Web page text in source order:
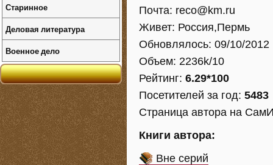
Почта: reco@km.ru
Живет: Россия,Пермь
Обновлялось: 09/10/2012
Объем: 2236k/10
Рейтинг: 6.29*100
Посетителей за год: 5483
Страница автора на
Книги автора:
Вне серий
Старинное
Деловая литература
Военное дело